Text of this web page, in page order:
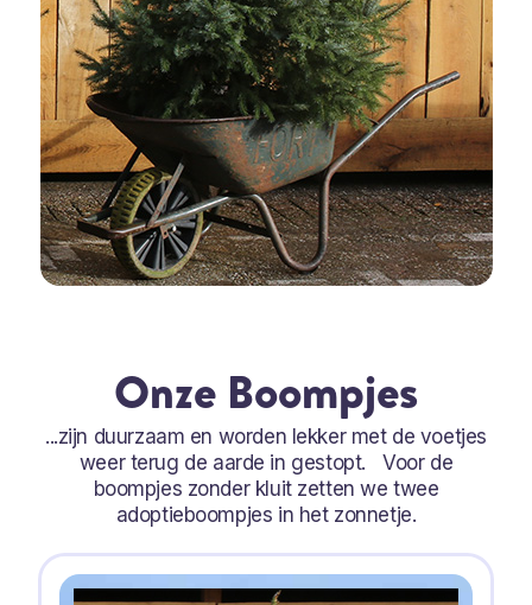
Onze Boompjes
...zijn duurzaam en worden lekker met de voetjes
weer terug de aarde in gestopt. Voor de
boompjes zonder kluit zetten we twee
adoptieboompjes in het zonnetje.